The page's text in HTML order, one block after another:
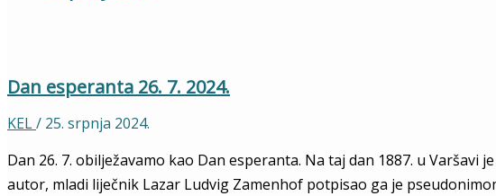
Dan esperanta 26. 7. 2024.
KEL/ 25. srpnja 2024.
Dan 26. 7. obilježavamo kao Dan esperanta. Na taj dan 1887. u Varšavi
autor, mladi liječnik Lazar Ludvig Zamenhof potpisao ga je